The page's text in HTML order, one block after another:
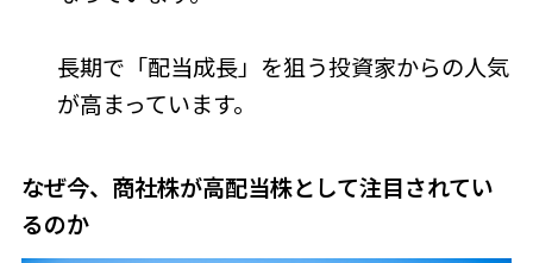
長期で「配当成長」を狙う投資家からの人気
が高まっています。
なぜ今、商社株が高配当株として注目されてい
るのか